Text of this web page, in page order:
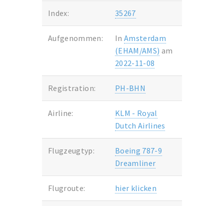
Index:
35267
Aufgenommen: In Amsterdam
(EHAM/AMS) am
2022-11-08
Registration: PH-BHN
Airline:
KLM - Royal
Dutch Airlines
Flugzeugtyp:
Boeing 787-9
Dreamliner
Flugroute: hier klicken